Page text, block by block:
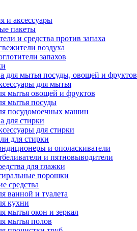
и аксессуары
пакеты
и средства против запаха
воздуха
запахов
для мытья посуды, овощей и фруктов
для мытья
мытья овощей и фруктов
мытья посуды
посудомоечных машин
для стирки
для стирки
для стирки
и ополаскиватели
и пятновыводители
для глажки
порошки
средства
ванной и туалета
кухни
мытья окон и зеркал
мытья полов